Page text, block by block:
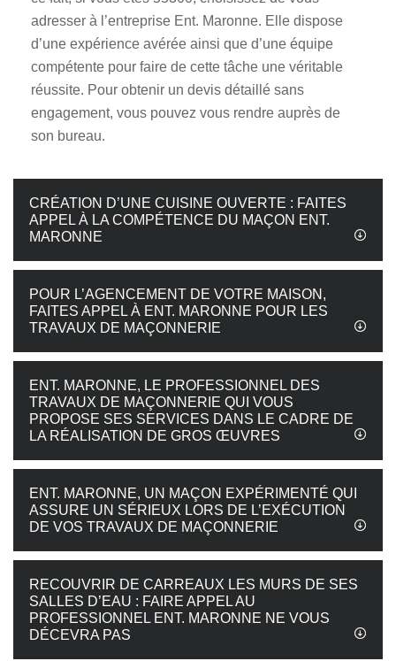
adresser à l’entreprise Ent. Maronne. Elle dispose
d’une expérience avérée ainsi que d’une équipe
compétente pour faire de cette tâche une véritable
réussite. Pour obtenir un devis détaillé sans
engagement, vous pouvez vous rendre auprès de
son bureau.
CRÉATION D’UNE CUISINE OUVERTE : FAITES
APPEL À LA COMPÉTENCE DU MAÇON ENT.
MARONNE
POUR L’AGENCEMENT DE VOTRE MAISON,
FAITES APPEL À ENT. MARONNE POUR LES
TRAVAUX DE MAÇONNERIE
ENT. MARONNE, LE PROFESSIONNEL DES
TRAVAUX DE MAÇONNERIE QUI VOUS
PROPOSE SES SERVICES DANS LE CADRE DE
LA RÉALISATION DE GROS ŒUVRES
ENT. MARONNE, UN MAÇON EXPÉRIMENTÉ QUI
ASSURE UN SÉRIEUX LORS DE L’EXÉCUTION
DE VOS TRAVAUX DE MAÇONNERIE
RECOUVRIR DE CARREAUX LES MURS DE SES
SALLES D’EAU : FAIRE APPEL AU
PROFESSIONNEL ENT. MARONNE NE VOUS
DÉCEVRA PAS